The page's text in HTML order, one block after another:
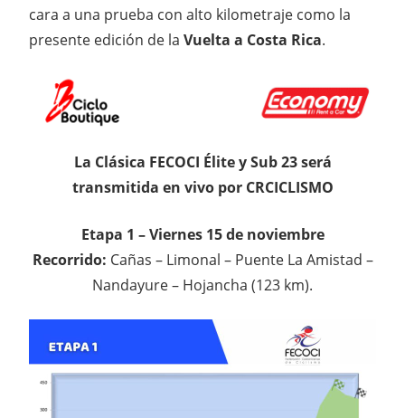
cara a una prueba con alto kilometraje como la
presente edición de la Vuelta a Costa Rica.
La Clásica FECOCI Élite y Sub 23 será
transmitida en vivo por CRCICLISMO
Etapa 1 – Viernes 15 de noviembre
Recorrido: Cañas – Limonal – Puente La Amistad –
Nandayure – Hojancha (123 km).